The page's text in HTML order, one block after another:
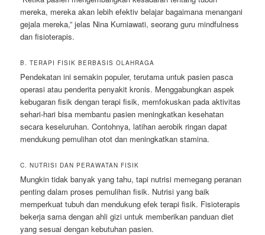
mereka, mereka akan lebih efektiv belajar bagaimana menangani
gejala mereka,” jelas Nina Kurniawati, seorang guru mindfulness
dan fisioterapis.
B. TERAPI FISIK BERBASIS OLAHRAGA
Pendekatan ini semakin populer, terutama untuk pasien pasca
operasi atau penderita penyakit kronis. Menggabungkan aspek
kebugaran fisik dengan terapi fisik, memfokuskan pada aktivitas
sehari-hari bisa membantu pasien meningkatkan kesehatan
secara keseluruhan. Contohnya, latihan aerobik ringan dapat
mendukung pemulihan otot dan meningkatkan stamina.
C. NUTRISI DAN PERAWATAN FISIK
Mungkin tidak banyak yang tahu, tapi nutrisi memegang peranan
penting dalam proses pemulihan fisik. Nutrisi yang baik
memperkuat tubuh dan mendukung efek terapi fisik. Fisioterapis
bekerja sama dengan ahli gizi untuk memberikan panduan diet
yang sesuai dengan kebutuhan pasien.